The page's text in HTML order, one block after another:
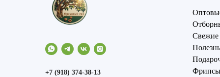
+7 (918) 374-38-13
Свежие
Фрипсы